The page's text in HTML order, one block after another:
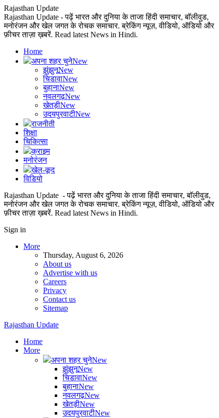
Rajasthan Update
Rajasthan Update - पढ़ें भारत और दुनिया के ताजा हिंदी समाचार, बॉलीवुड,
मनोरंजन और खेल जगत के रोचक समाचार. ब्रेकिंग न्यूज़, वीडियो, ऑडियो और
फ़ीचर ताज़ा ख़बरें. Read latest News in Hindi.
Home
अपना शहर चुनेNew
झुंझुनूNew
चिडावाNew
बुहानाNew
नवलगढ़New
खेतड़ीNew
उदयपुरवाटीNew
राजनीती
शिक्षा
चिकित्सा
क्राइम
मनोरंजन
खेल-कूद
विडियो
Rajasthan Update - पढ़ें भारत और दुनिया के ताजा हिंदी समाचार, बॉलीवुड,
मनोरंजन और खेल जगत के रोचक समाचार. ब्रेकिंग न्यूज़, वीडियो, ऑडियो और
फ़ीचर ताज़ा ख़बरें. Read latest News in Hindi.
Sign in
More
Thursday, August 6, 2026
About us
Advertise with us
Careers
Privacy
Contact us
Sitemap
Rajasthan Update
Home
More
अपना शहर चुनेNew
झुंझुनूNew
चिडावाNew
बुहानाNew
नवलगढ़New
खेतड़ीNew
उदयपुरवाटीNew